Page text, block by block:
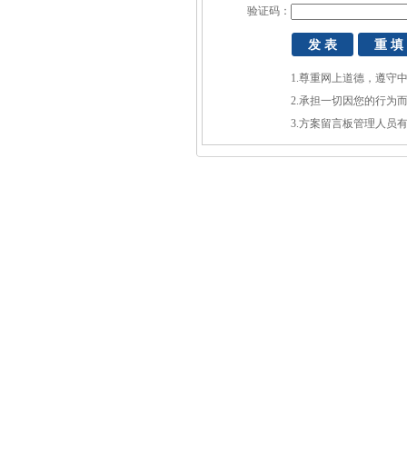
验证码：
1.尊重网上道德，遵守
2.承担一切因您的行为
3.方案留言板管理人员